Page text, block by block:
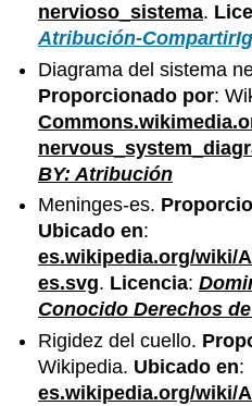
nervioso_sistema.
Atribución-
Diagrama del sistema
Proporcionado por:
BY: Atribución
Meninges-es.
Ubicado en:
es.wikipedia.org/wiki/
es.svg. Licencia:
Conocido Derechos
Rigidez del cuello.
Wikipedia. Ubicado en:
es.wikipedia.org/wiki/